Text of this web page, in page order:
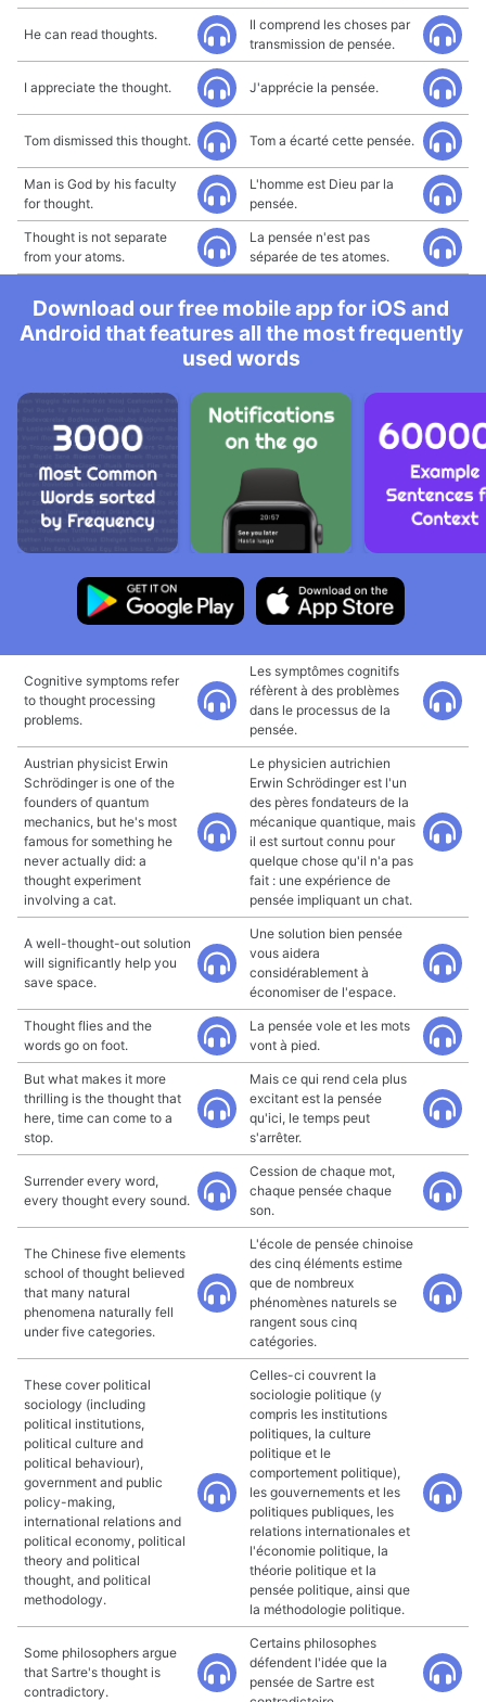
He can read thoughts.
Il comprend les choses par
transmission de pensée.
I appreciate the thought. J'apprécie la pensée.
Tom dismissed this thought. Tom a écarté cette pensée.
Man is God by his faculty
for thought.
L'homme est Dieu par la
pensée.
Thought is not separate
from your atoms.
La pensée n'est pas
séparée de tes atomes.
Download our free mobile app for iOS and
Android that features all the most frequently
used words
Cognitive symptoms refer
to thought processing
problems.
Les symptômes cognitifs
réfèrent à des problèmes
dans le processus de la
pensée.
Austrian physicist Erwin
Schrödinger is one of the
founders of quantum
mechanics, but he's most
famous for something he
never actually did: a
thought experiment
involving a cat.
Le physicien autrichien
Erwin Schrödinger est l'un
des pères fondateurs de la
mécanique quantique, mais
il est surtout connu pour
quelque chose qu'il n'a pas
fait : une expérience de
pensée impliquant un chat.
A well-thought-out solution
will significantly help you
save space.
Une solution bien pensée
vous aidera
considérablement à
économiser de l'espace.
Thought flies and the
words go on foot.
La pensée vole et les mots
vont à pied.
But what makes it more
thrilling is the thought that
here, time can come to a
stop.
Mais ce qui rend cela plus
excitant est la pensée
qu'ici, le temps peut
s'arrêter.
Surrender every word,
every thought every sound.
Cession de chaque mot,
chaque pensée chaque
son.
The Chinese five elements
school of thought believed
that many natural
phenomena naturally fell
under five categories.
L'école de pensée chinoise
des cinq éléments estime
que de nombreux
phénomènes naturels se
rangent sous cinq
catégories.
These cover political
sociology (including
political institutions,
political culture and
political behaviour),
government and public
policy-making,
international relations and
political economy, political
theory and political
thought, and political
methodology.
Celles-ci couvrent la
sociologie politique (y
compris les institutions
politiques, la culture
politique et le
comportement politique),
les gouvernements et les
politiques publiques, les
relations internationales et
l'économie politique, la
théorie politique et la
pensée politique, ainsi que
la méthodologie politique.
Some philosophers argue
that Sartre's thought is
contradictory.
Certains philosophes
défendent l'idée que la
pensée de Sartre est